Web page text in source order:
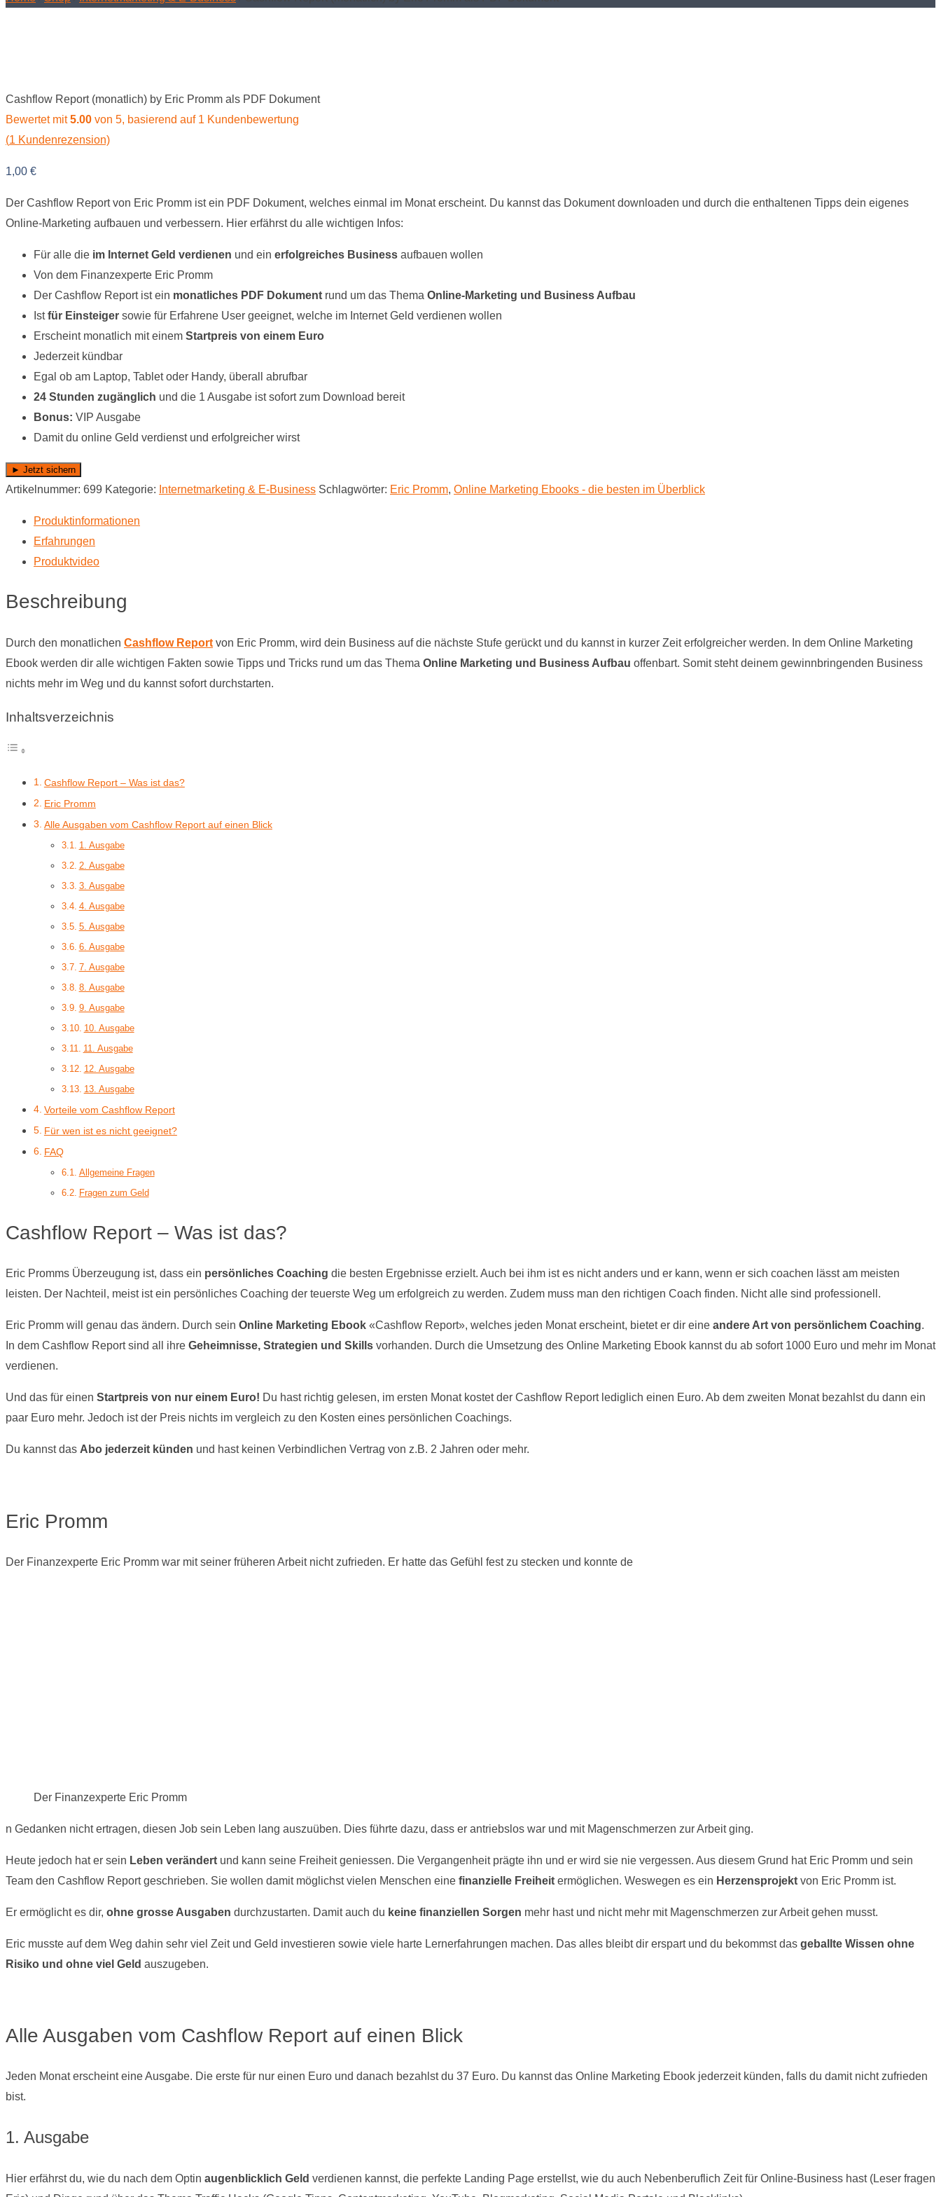
Cashflow Report (monatlich) by Eric Promm als PDF Dokument
Bewertet mit5.00 von 5, basierend auf 1 Kundenbewertung
(1 Kundenrezension)
1,00 €
Der Cashflow Report von Eric Promm ist ein PDF Dokument, welches einmal im Monat erscheint. Du kannst das Dokument downloaden und durch die enthaltenen Tipps dein eigenes
Online-Marketing aufbauen und verbessern. Hier erfährst du alle wichtigen Infos:
Für alle die im Internet Geld verdienen und ein erfolgreiches Business aufbauen wollen
Von dem Finanzexperte Eric Promm
Der Cashflow Report ist ein monatliches PDF Dokument rund um das Thema Online-Marketing und Business Aufbau
Istfür Einsteiger sowie für Erfahrene User geeignet, welche im Internet Geld verdienen wollen
Erscheint monatlich mit einem Startpreis von einem Euro
Jederzeit kündbar
Egal ob am Laptop, Tablet oder Handy, überall abrufbar
24 Stunden zugänglich und die 1 Ausgabe ist sofort zum Download bereit
Bonus: VIP Ausgabe
Damit du online Geld verdienst und erfolgreicher wirst
► Jetzt sichern
Artikelnummer: 699 Kategorie: Internet­marketing & E-Business Schlagwörter: Eric Promm, Online Marketing Ebooks - die besten im Überblick
Produktinformationen
Erfahrungen
Produktvideo
Beschreibung
Durch den monatlichen Cashflow Report von Eric Promm, wird dein Business auf die nächste Stufe gerückt und du kannst in kurzer Zeit erfolgreicher werden. In dem Online Marketing
Ebook werden dir alle wichtigen Fakten sowie Tipps und Tricks rund um das Thema Online Marketing und Business Aufbau offenbart. Somit steht deinem gewinnbringenden Business
nichts mehr im Weg und du kannst sofort durchstarten.
Inhaltsverzeichnis
Cashflow Report – Was ist das?
Eric Promm
Alle Ausgaben vom Cashflow Report auf einen Blick
1. Ausgabe
2. Ausgabe
3. Ausgabe
4. Ausgabe
5. Ausgabe
6. Ausgabe
7. Ausgabe
8. Ausgabe
9. Ausgabe
10. Ausgabe
11. Ausgabe
12. Ausgabe
13. Ausgabe
Vorteile vom Cashflow Report
Für wen ist es nicht geeignet?
FAQ
Allgemeine Fragen
Fragen zum Geld
Cashflow Report – Was ist das?
Eric Promms Überzeugung ist, dass ein persönliches Coaching die besten Ergebnisse erzielt. Auch bei ihm ist es nicht anders und er kann, wenn er sich coachen lässt am meisten
leisten. Der Nachteil, meist ist ein persönliches Coaching der teuerste Weg um erfolgreich zu werden. Zudem muss man den richtigen Coach finden. Nicht alle sind professionell.
Eric Promm will genau das ändern. Durch sein Online Marketing Ebook «Cashflow Report», welches jeden Monat erscheint, bietet er dir eine andere Art von persönlichem Coaching.
In dem Cashflow Report sind all ihre Geheimnisse, Strategien und Skills vorhanden. Durch die Umsetzung des Online Marketing Ebook kannst du ab sofort 1000 Euro und mehr im Monat
verdienen.
Und das für einen Startpreis von nur einem Euro! Du hast richtig gelesen, im ersten Monat kostet der Cashflow Report lediglich einen Euro. Ab dem zweiten Monat bezahlst du dann ein
paar Euro mehr. Jedoch ist der Preis nichts im vergleich zu den Kosten eines persönlichen Coachings.
Du kannst das Abo jederzeit künden und hast keinen Verbindlichen Vertrag von z.B. 2 Jahren oder mehr.
Eric Promm
Der Finanzexperte Eric Promm war mit seiner früheren Arbeit nicht zufrieden. Er hatte das Gefühl fest zu stecken und konnte de
Der Finanzexperte Eric Promm
n Gedanken nicht ertragen, diesen Job sein Leben lang auszuüben. Dies führte dazu, dass er antriebslos war und mit Magenschmerzen zur Arbeit ging.
Heute jedoch hat er sein Leben verändert und kann seine Freiheit geniessen. Die Vergangenheit prägte ihn und er wird sie nie vergessen. Aus diesem Grund hat Eric Promm und sein
Team den Cashflow Report geschrieben. Sie wollen damit möglichst vielen Menschen eine finanzielle Freiheit ermöglichen. Weswegen es ein Herzensprojekt von Eric Promm ist.
Er ermöglicht es dir, ohne grosse Ausgaben durchzustarten. Damit auch du keine finanziellen Sorgen mehr hast und nicht mehr mit Magenschmerzen zur Arbeit gehen musst.
Eric musste auf dem Weg dahin sehr viel Zeit und Geld investieren sowie viele harte Lernerfahrungen machen. Das alles bleibt dir erspart und du bekommst das geballte Wissen ohne
Risiko und ohne viel Geld auszugeben.
Alle Ausgaben vom Cashflow Report auf einen Blick
Jeden Monat erscheint eine Ausgabe. Die erste für nur einen Euro und danach bezahlst du 37 Euro. Du kannst das Online Marketing Ebook jederzeit künden, falls du damit nicht zufrieden
bist.
1. Ausgabe
Hier erfährst du, wie du nach dem Optin augenblicklich Geld verdienen kannst, die perfekte Landing Page erstellst, wie du auch Nebenberuflich Zeit für Online-Business hast (Leser fragen